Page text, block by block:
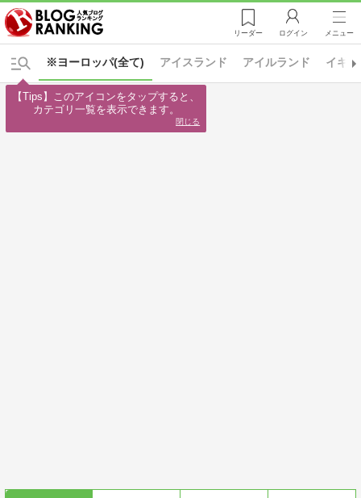
リーダー ログイン メニュー
※ヨーロッパ(全て) アイスランド アイルランド イギ
【Tips】このアイコンをタップすると、
カテゴリ一覧を表示できます。
閉じる